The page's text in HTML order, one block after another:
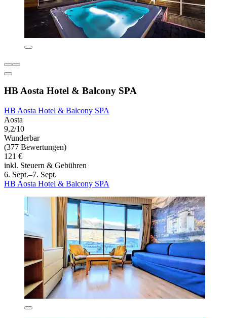
HB Aosta Hotel & Balcony SPA
HB Aosta Hotel & Balcony SPA
Aosta
9,2/10
Wunderbar
(377 Bewertungen)
121 €
inkl. Steuern & Gebühren
6. Sept.–7. Sept.
HB Aosta Hotel & Balcony SPA